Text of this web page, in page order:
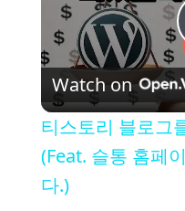
Watch on
티스토리 블로그
(Feat. 슬통 홈페
다.)